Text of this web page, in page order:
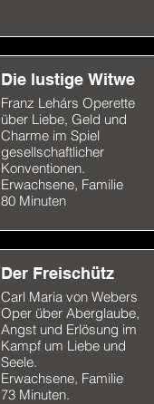
Die lustige Witwe
Franz Lehárs Operette
über Liebe, Geld und
Charme im Spiel
gesellschaftlicher
Konventionen.
Erwachsene, Familie
80 Minuten
Der Freischütz
Carl Maria von Webers
Oper über Aberglaube,
Angst und Erlösung im
Kampf um Liebe und
Seele.
Erwachsene, Familie
73 Minuten.